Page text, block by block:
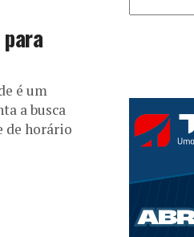
é um
a busca
de horário